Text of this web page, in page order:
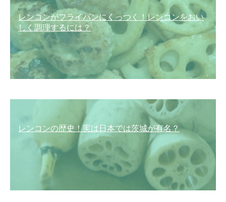
レンコンがフライパンにくっつく！レンコンをおい
しく調理するには？
レンコンの歴史！実は日本では茨城が有名？